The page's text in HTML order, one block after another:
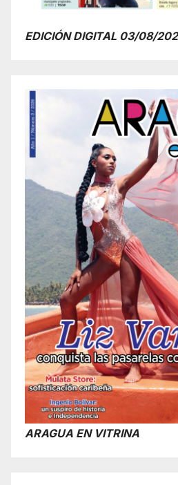
EDICIÓN DIGITAL 03/08/
ARAGUA EN VITRINA